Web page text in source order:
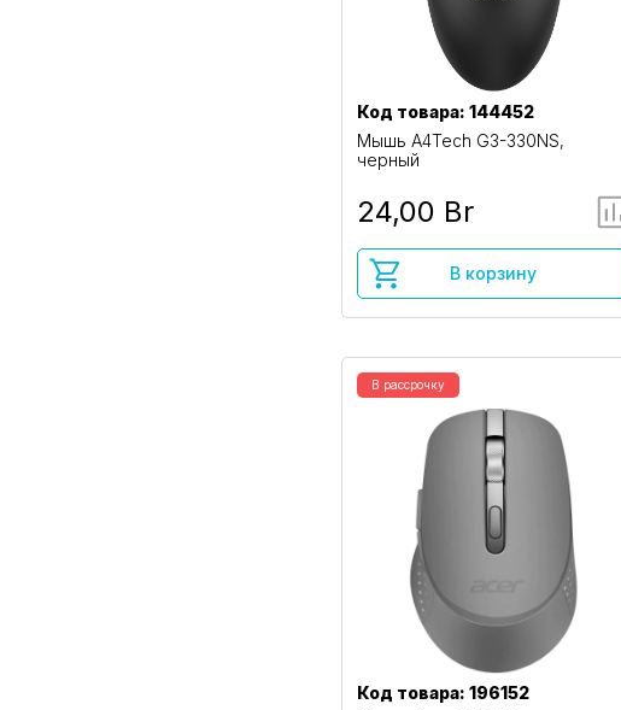
Код товара: 144452
Мышь A4Tech G3-330NS,
черный
24,00 Br
В корзину
В рассрочку
Код товара: 196152